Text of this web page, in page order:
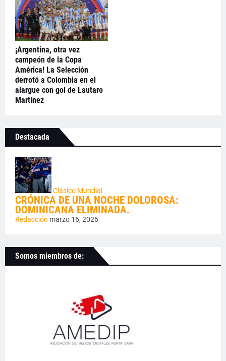
¡Argentina, otra vez
campeón de la Copa
América! La Selección
derrotó a Colombia en el
alargue con gol de Lautaro
Martínez
Destacada
Clásico Mundial
CRÓNICA DE UNA NOCHE DOLOROSA:
DOMINICANA ELIMINADA.
Redacción marzo 16, 2026
Somos miembros de: